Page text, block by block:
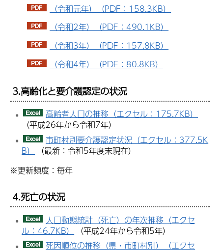
（令和元年）（PDF：158.3KB）
（令和2年）（PDF：490.1KB）
（令和3年）（PDF：157.8KB）
（令和4年）（PDF：80.8KB）
3.高齢化と要介護認定の状況
高齢者人口の推移（エクセル：175.7KB）
（平成26年から令和7年）
市町村別要介護認定状況（エクセル：377.5K
B）
（最新：令和5年度末現在）
※更新頻度：毎年
4.死亡の状況
人口動態統計（死亡）の年次推移（エクセ
ル：46.7KB）
（平成24年から令和5年）
死因順位の推移（県・市町村別）（エクセ